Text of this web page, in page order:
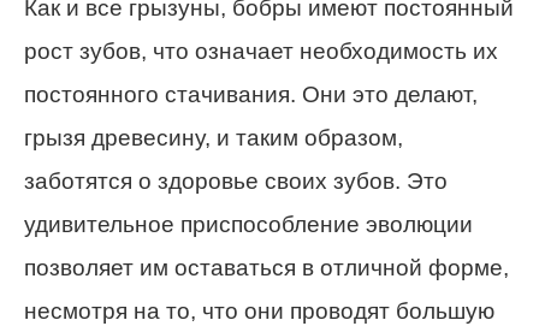
Как и все грызуны, бобры имеют постоянный
рост зубов, что означает необходимость их
постоянного стачивания. Они это делают,
грызя древесину, и таким образом,
заботятся о здоровье своих зубов. Это
удивительное приспособление эволюции
позволяет им оставаться в отличной форме,
несмотря на то, что они проводят большую